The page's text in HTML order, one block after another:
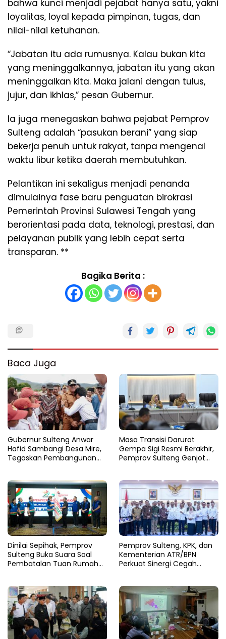
bahwa kunci menjadi pejabat hanya satu, yakni
loyalitas, loyal kepada pimpinan, tugas, dan
nilai-nilai ketuhanan.
“Jabatan itu ada rumusnya. Kalau bukan kita
yang meninggalkannya, jabatan itu yang akan
meninggalkan kita. Maka jalani dengan tulus,
jujur, dan ikhlas,” pesan Gubernur.
Ia juga menegaskan bahwa pejabat Pemprov
Sulteng adalah “pasukan berani” yang siap
bekerja penuh untuk rakyat, tanpa mengenal
waktu libur ketika daerah membutuhkan.
Pelantikan ini sekaligus menjadi penanda
dimulainya fase baru penguatan birokrasi
Pemerintah Provinsi Sulawesi Tengah yang
berorientasi pada data, teknologi, prestasi, dan
pelayanan publik yang lebih cepat serta
transparan. **
Bagika Berita :
Baca Juga
Gubernur Sulteng Anwar
Hafid Sambangi Desa Mire,
Tegaskan Pembangunan
Masa Transisi Darurat
Gempa Sigi Resmi Berakhir,
Pemprov Sulteng Genjot
Dinilai Sepihak, Pemprov
Sulteng Buka Suara Soal
Pembatalan Tuan Rumah
Pemprov Sulteng, KPK, dan
Kementerian ATR/BPN
Perkuat Sinergi Cegah